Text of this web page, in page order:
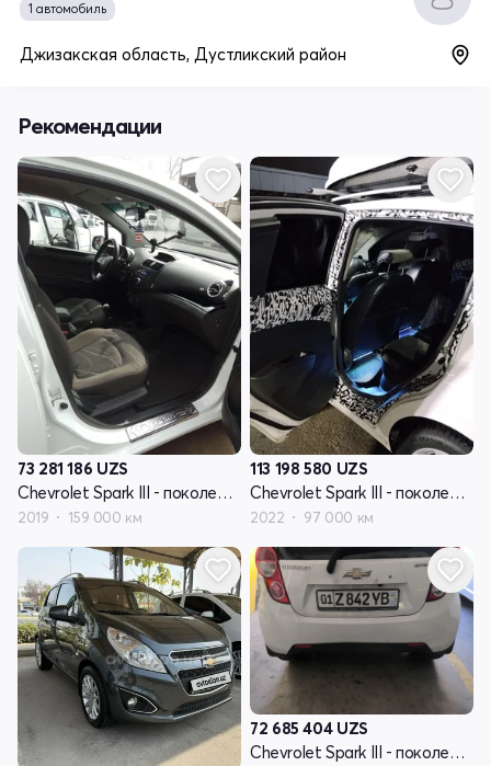
1 автомобиль
Джизакская область, Дустликский район
Рекомендации
73 281 186 UZS
Chevrolet Spark III - поколение
2019 159 000 км
113 198 580 UZS
Chevrolet Spark III - поколение
2022 97 000 км
72 685 404 UZS
Chevrolet Spark III - поколение